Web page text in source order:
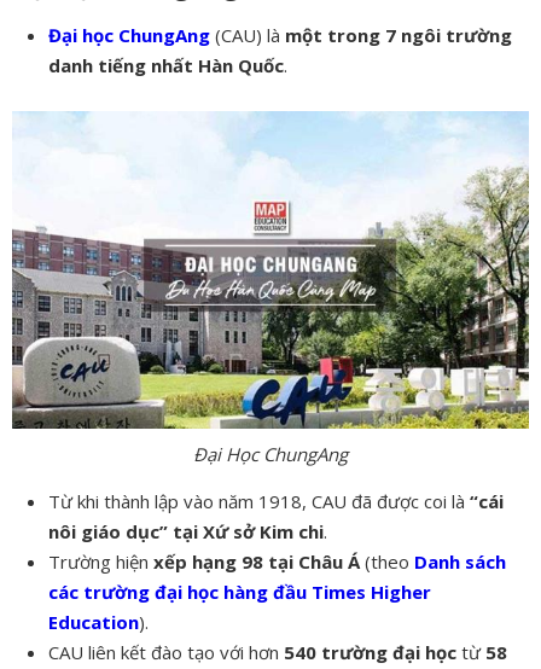
Đại học ChungAng (CAU) là một trong 7 ngôi trường
danh tiếng nhất Hàn Quốc.
Đại Học ChungAng
Từ khi thành lập vào năm 1918, CAU đã được coi là “cái
nôi giáo dục” tại Xứ sở Kim chi.
Trường hiện xếp hạng 98 tại Châu Á(theo Danh sách
các trường đại học hàng đầu Times Higher
Education).
CAU liên kết đào tạo với hơn 540 trường đại học từ 58